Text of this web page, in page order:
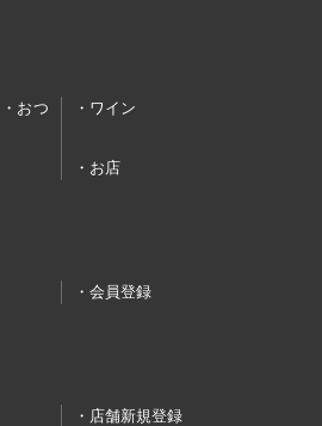
おつ
ワイン
お店
会員登録
店舗新規登録